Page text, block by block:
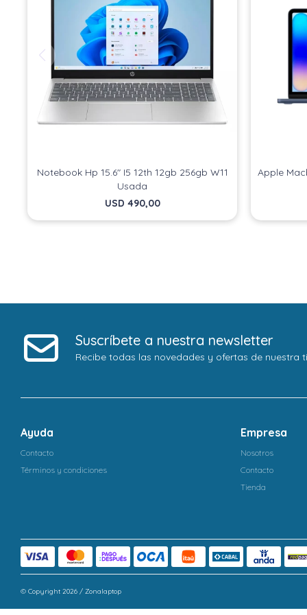
Notebook Hp 15.6" I5 12th 12gb 256gb W11
Usada
USD 490,00
Apple
Suscríbete a nuestra newsletter
Recibe todas las novedades y ofertas de nuestra
Ayuda
Contacto
Términos y condiciones
Empresa
Nosotros
Contacto
Tienda
© Copyright 2026 / Zonalaptop